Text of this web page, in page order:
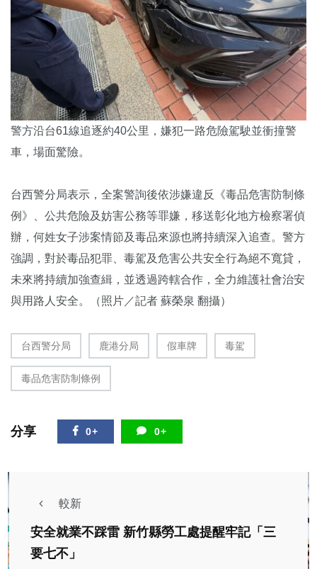
警方沿台61線追逐約40公里，嫌犯一路危險駕駛並衝撞警
車，場面驚險。
台西警分局表示，全案警詢後依涉嫌違反《毒品危害防制條
例》、公共危險及妨害公務等罪嫌，移送彰化地方檢察署偵
辦，何姓女子涉案情節及毒品來源也將持續深入追查。警方
強調，對於毒品犯罪、毒駕及危害公共安全行為絕不寬貸，
未來將持續加強查緝，並透過跨轄合作，全力維護社會治安
與用路人安全。（照片／記者 蘇榮泉 翻攝）
台西警分局 鹿港分局 假車牌 毒駕
毒品危害防制條例
分享 0+ 0+
較新
安全就業不踩雷 新竹縣勞工處提醒牢記「三
要七不」